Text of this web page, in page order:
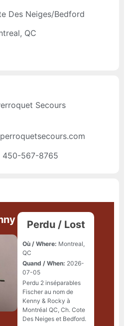
Des Neiges/Bedford
QC
Secours
450-567-8765
Perdu / Lost
Où / Where: Montreal,
QC
Quand / When: 2026-
07-05
Perdu 2 inséparables
Fischer au nom de
Kenny & Rocky à
Montréal QC, Ch. Cote
Des Neiges et Bedford.